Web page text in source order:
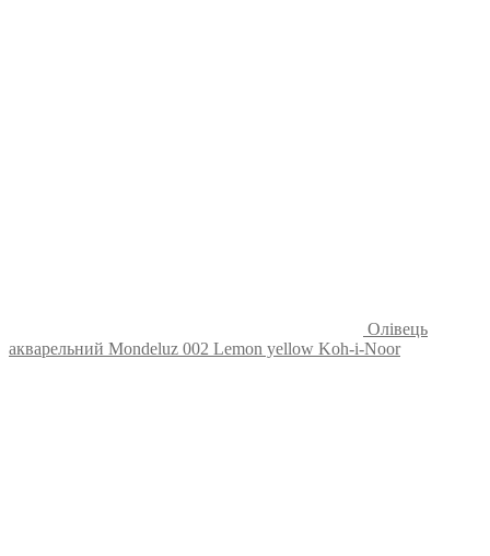
Олівець
акварельний Mondeluz 002 Lemon yellow Koh-i-Noor